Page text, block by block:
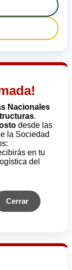
Nacionales
.
desde las
la Sociedad
en tu
del
Cerrar